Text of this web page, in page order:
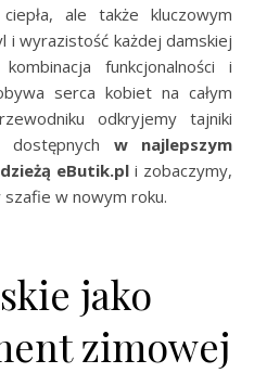
ale także kluczowym
wyrazistość każdej damskiej
funkcjonalności i
serca kobiet na całym
odkryjemy tajniki
dostępnych w najlepszym
eButik.pl i zobaczymy,
w nowym roku.
jako
zimowej